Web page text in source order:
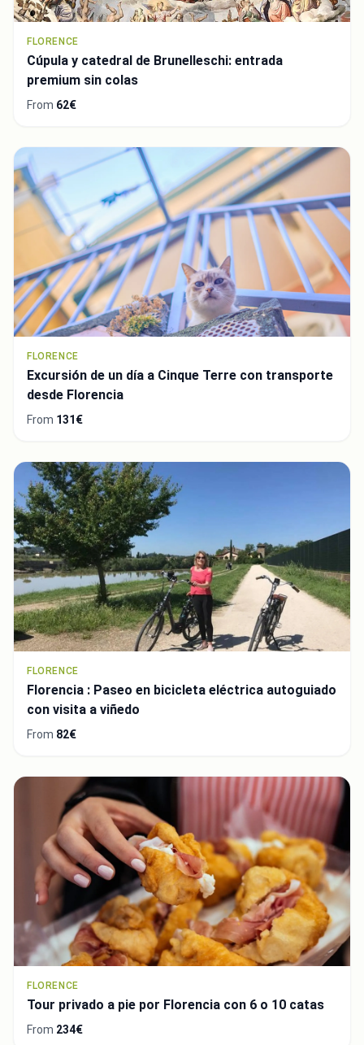
FLORENCE
Cúpula y catedral de Brunelleschi: entrada
premium sin colas
From 62€
FLORENCE
Excursión de un día a Cinque Terre con transporte
desde Florencia
From 131€
FLORENCE
Florencia : Paseo en bicicleta eléctrica autoguiado
con visita a viñedo
From 82€
FLORENCE
Tour privado a pie por Florencia con 6 o 10 catas
From 234€